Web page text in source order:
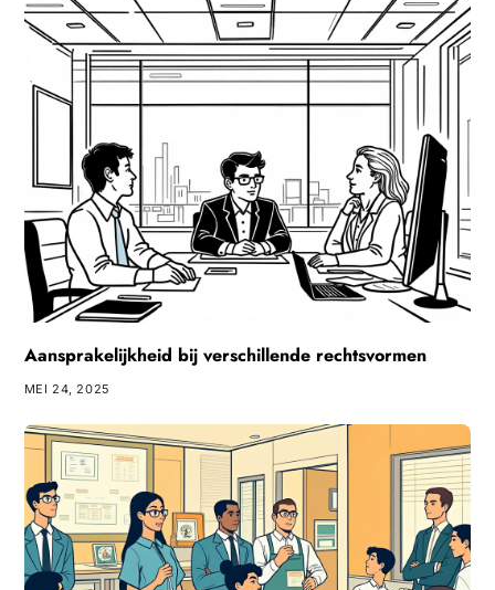
Aansprakelijkheid bij verschillende rechtsvormen
MEI 24, 2025